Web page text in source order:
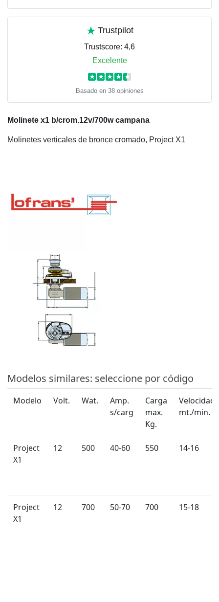
Trustpilot
Trustscore: 4,6
Excelente
★ ★ ★ ★ ★
Basado en 38 opiniones
Molinete x1 b/crom.12v/700w campana
Molinetes verticales de bronce cromado, Project X1
Modelos similares: seleccione por código
Modelo Volt. Wat.
Amp.
s/carg
Carga
max.
Kg.
Velocidad
mt./min.
Project
X1
12 500 40-60 550 14-16
Project
X1
12 700 50-70 700 15-18